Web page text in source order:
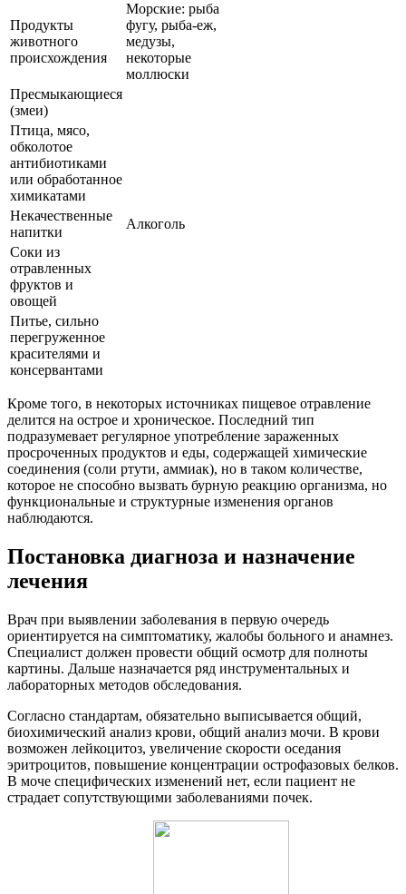
Продукты
животного
происхождения
Морские: рыба
фугу, рыба-еж,
медузы,
некоторые
моллюски
Пресмыкающиеся
(змеи)
Птица, мясо,
обколотое
антибиотиками
или обработанное
химикатами
Некачественные
напитки
Алкоголь
Соки из
отравленных
фруктов и
овощей
Питье, сильно
перегруженное
красителями и
консервантами
Кроме того, в некоторых источниках пищевое отравление
делится на острое и хроническое. Последний тип
подразумевает регулярное употребление зараженных
просроченных продуктов и еды, содержащей химические
соединения (соли ртути, аммиак), но в таком количестве,
которое не способно вызвать бурную реакцию организма, но
функциональные и структурные изменения органов
наблюдаются.
Постановка диагноза и назначение
лечения
Врач при выявлении заболевания в первую очередь
ориентируется на симптоматику, жалобы больного и анамнез.
Специалист должен провести общий осмотр для полноты
картины. Дальше назначается ряд инструментальных и
лабораторных методов обследования.
Согласно стандартам, обязательно выписывается общий,
биохимический анализ крови, общий анализ мочи. В крови
возможен лейкоцитоз, увеличение скорости оседания
эритроцитов, повышение концентрации острофазовых белков.
В моче специфических изменений нет, если пациент не
страдает сопутствующими заболеваниями почек.